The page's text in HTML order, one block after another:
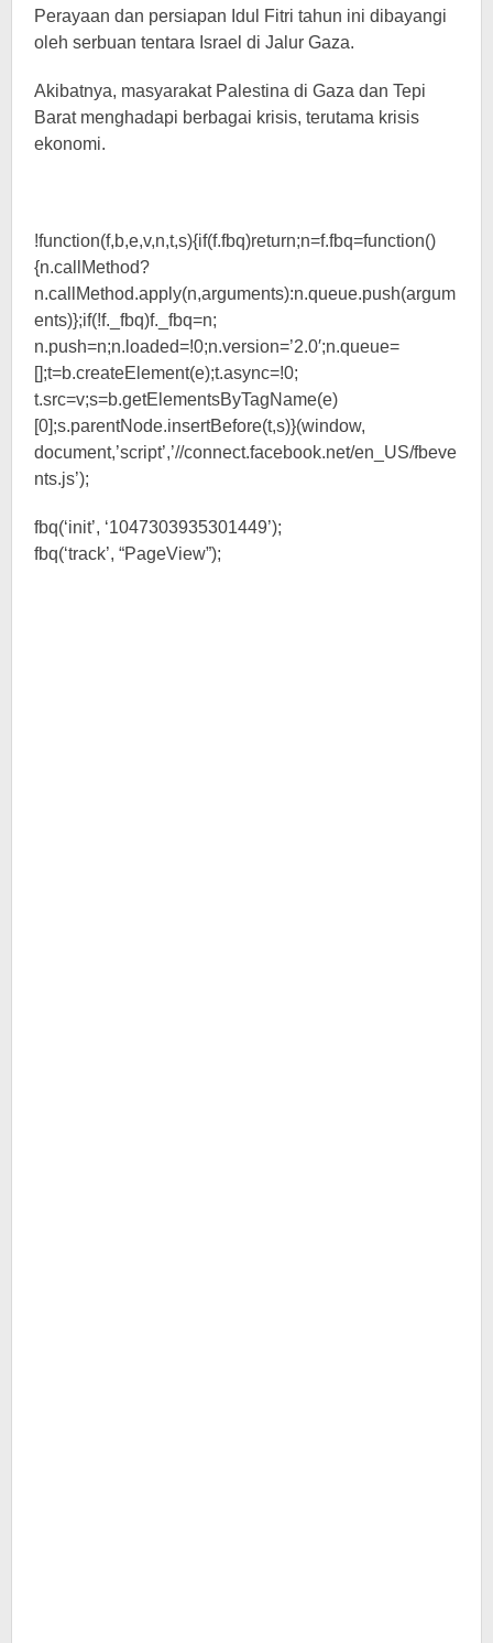
Perayaan dan persiapan Idul Fitri tahun ini dibayangi
oleh serbuan tentara Israel di Jalur Gaza.
Akibatnya, masyarakat Palestina di Gaza dan Tepi
Barat menghadapi berbagai krisis, terutama krisis
ekonomi.
!function(f,b,e,v,n,t,s){if(f.fbq)return;n=f.fbq=function()
{n.callMethod?
n.callMethod.apply(n,arguments):n.queue.push(argum
ents)};if(!f._fbq)f._fbq=n;
n.push=n;n.loaded=!0;n.version=’2.0′;n.queue=
[];t=b.createElement(e);t.async=!0;
t.src=v;s=b.getElementsByTagName(e)
[0];s.parentNode.insertBefore(t,s)}(window,
document,’script’,’//connect.facebook.net/en_US/fbeve
nts.js’);
fbq(‘init’, ‘1047303935301449’);
fbq(‘track’, “PageView”);